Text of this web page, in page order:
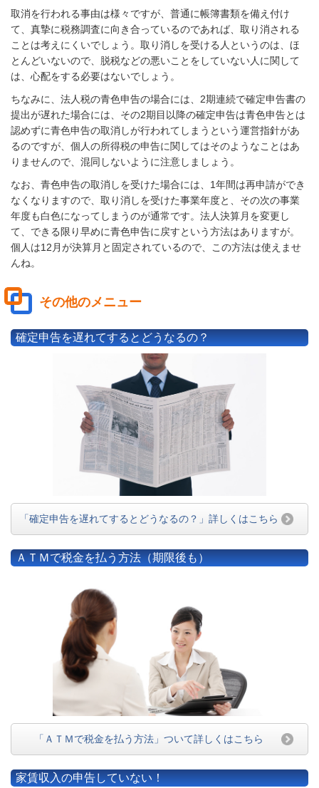
取消を行われる事由は様々ですが、普通に帳簿書類を備え付け
て、真摯に税務調査に向き合っているのであれば、取り消される
ことは考えにくいでしょう。取り消しを受ける人というのは、ほ
とんどいないので、脱税などの悪いことをしていない人に関して
は、心配をする必要はないでしょう。
ちなみに、法人税の青色申告の場合には、2期連続で確定申告書の
提出が遅れた場合には、その2期目以降の確定申告は青色申告とは
認めずに青色申告の取消しが行われてしまうという運営指針があ
るのですが、個人の所得税の申告に関してはそのようなことはあ
りませんので、混同しないように注意しましょう。
なお、青色申告の取消しを受けた場合には、1年間は再申請ができ
なくなりますので、取り消しを受けた事業年度と、その次の事業
年度も白色になってしまうのが通常です。法人決算月を変更し
て、できる限り早めに青色申告に戻すという方法はありますが。
個人は12月が決算月と固定されているので、この方法は使えませ
んね。
その他のメニュー
確定申告を遅れてするとどうなるの？
「確定申告を遅れてするとどうなるの？」詳しくはこちら
ＡＴＭで税金を払う方法（期限後も）
「ＡＴＭで税金を払う方法」ついて詳しくはこちら
家賃収入の申告していない！